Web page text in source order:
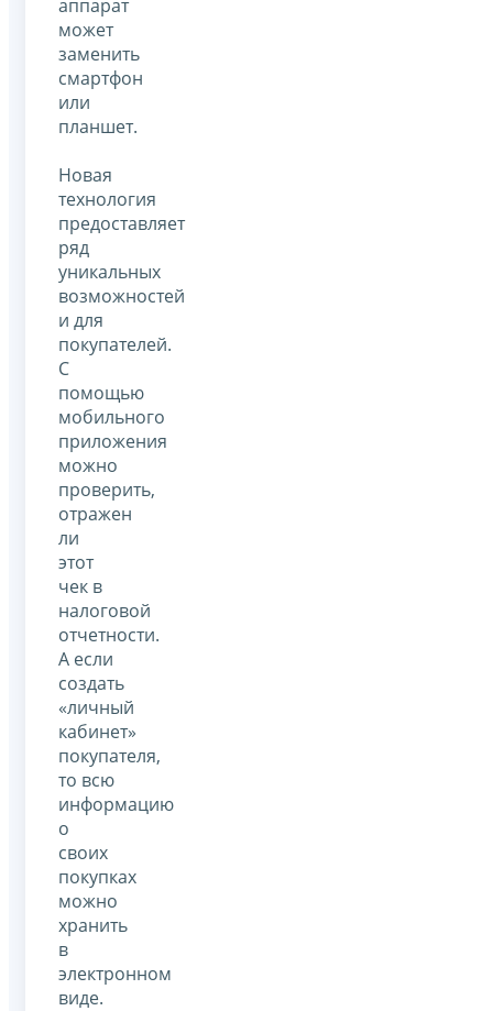
аппарат
может
заменить
смартфон
или
планшет.
Новая
технология
предоставляет
ряд
уникальных
возможностей
и для
покупателей.
С
помощью
мобильного
приложения
можно
проверить,
отражен
ли
этот
чек в
налоговой
отчетности.
А если
создать
«личный
кабинет»
покупателя,
то всю
информацию
о
своих
покупках
можно
хранить
в
электронном
виде.